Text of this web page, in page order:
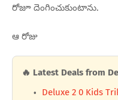
రోజూ దెంగించుకుంటాను.
ఆ రోజు
🔥 Latest Deals from
Deluxe 2 0 Kids